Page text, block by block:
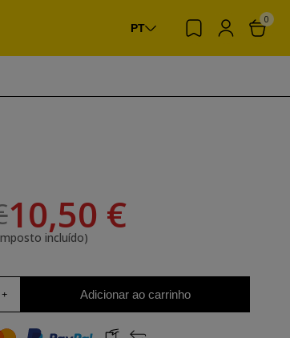
PT
0
10,50 €
incluído)
Adicionar ao carrinho